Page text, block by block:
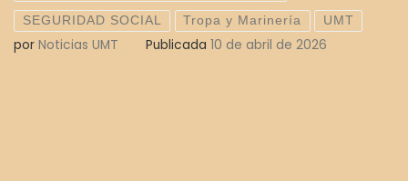
SEGURIDAD SOCIAL Tropa y Marinería UMT
por Noticias UMT Publicada 10 de abril de 2026